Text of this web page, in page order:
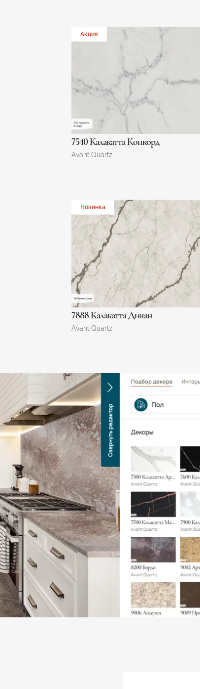
Акция
7540 Калакатта Конкорд
Avant Quartz
Новинка
7888 Калакатта Динан
Avant Quartz